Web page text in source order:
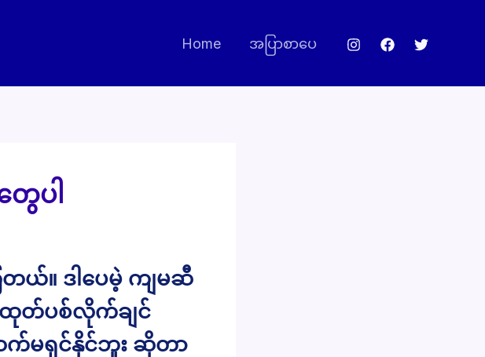
Home အပြာစာပေ
ပါ
ယ်။ ဒါပေမဲ့ ကျမဆီ
ထုတ်ပစ်လိုက်ချင်
မရှင်နိုင်ဘူး ဆိုတာ